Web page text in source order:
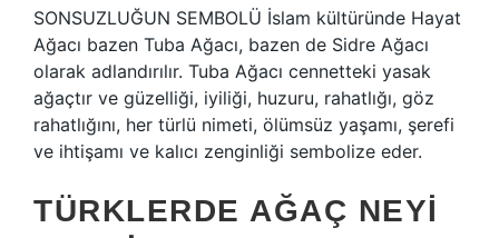
SONSUZLUĞUN SEMBOLÜ İslam kültüründe Hayat
Ağacı bazen Tuba Ağacı, bazen de Sidre Ağacı
olarak adlandırılır. Tuba Ağacı cennetteki yasak
ağaçtır ve güzelliği, iyiliği, huzuru, rahatlığı, göz
rahatlığını, her türlü nimeti, ölümsüz yaşamı, şerefi
ve ihtişamı ve kalıcı zenginliği sembolize eder.
TÜRKLERDE AĞAÇ NEYI